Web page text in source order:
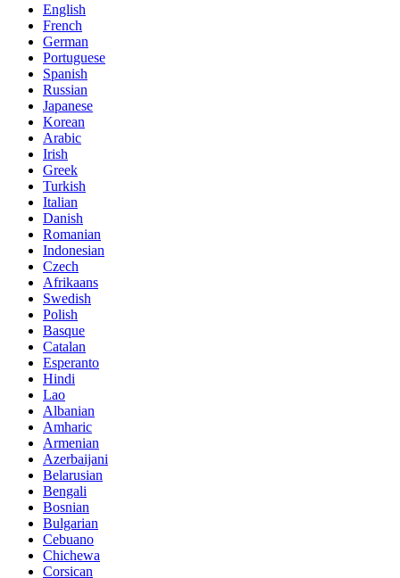
English
French
German
Portuguese
Spanish
Russian
Japanese
Korean
Arabic
Irish
Greek
Turkish
Italian
Danish
Romanian
Indonesian
Czech
Afrikaans
Swedish
Polish
Basque
Catalan
Esperanto
Hindi
Lao
Albanian
Amharic
Armenian
Azerbaijani
Belarusian
Bengali
Bosnian
Bulgarian
Cebuano
Chichewa
Corsican